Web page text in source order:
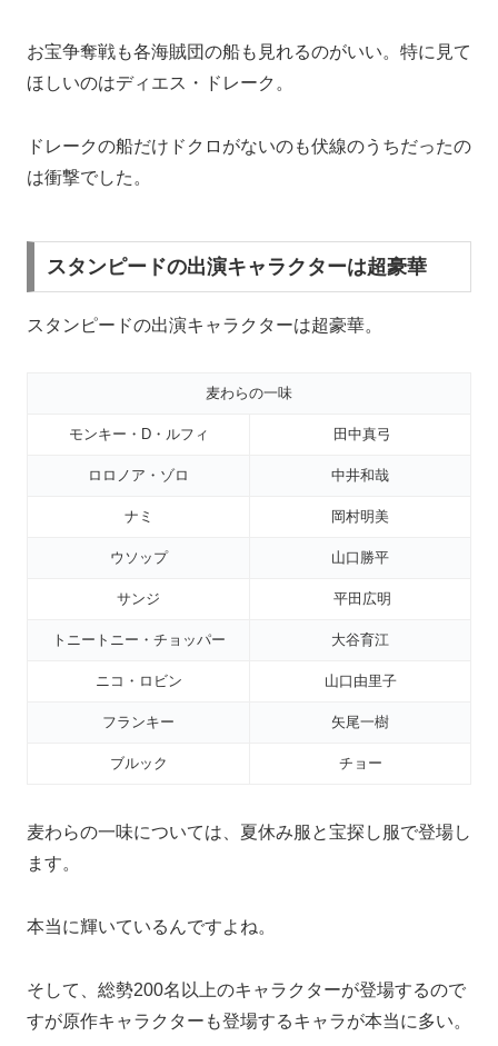
お宝争奪戦も各海賊団の船も見れるのがいい。特に見て
ほしいのはディエス・ドレーク。
ドレークの船だけドクロがないのも伏線のうちだったの
は衝撃でした。
スタンピードの出演キャラクターは超豪華
スタンピードの出演キャラクターは超豪華。
麦わらの一味
モンキー・D・ルフィ 田中真弓
ロロノア・ゾロ 中井和哉
ナミ 岡村明美
ウソップ 山口勝平
サンジ 平田広明
トニートニー・チョッパー 大谷育江
ニコ・ロビン 山口由里子
フランキー 矢尾一樹
ブルック チョー
麦わらの一味については、夏休み服と宝探し服で登場し
ます。
本当に輝いているんですよね。
そして、総勢200名以上のキャラクターが登場するので
すが原作キャラクターも登場するキャラが本当に多い。